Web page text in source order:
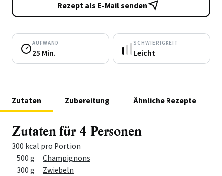
Rezept als E-Mail senden
AUFWAND
25 Min.
SCHWIERIGKEIT
Leicht
Zutaten Zubereitung Ähnliche Rezepte
Zutaten für 4 Personen
300 kcal pro Portion
Menge Zutat
500 g
Champignons
300 g
Zwiebeln